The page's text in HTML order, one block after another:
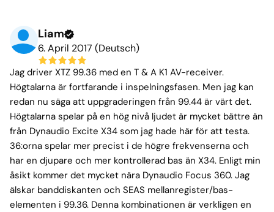
Liam
6. April 2017 (Deutsch)
Jag driver XTZ 99.36 med en T & A K1 AV-receiver.
Högtalarna är fortfarande i inspelningsfasen. Men jag kan
redan nu säga att uppgraderingen från 99.44 är värt det.
Högtalarna spelar på en hög nivå ljudet är mycket bättre än
från Dynaudio Excite X34 som jag hade här för att testa.
36:orna spelar mer precist i de högre frekvenserna och
har en djupare och mer kontrollerad bas än X34. Enligt min
åsikt kommer det mycket nära Dynaudio Focus 360. Jag
älskar banddiskanten och SEAS mellanregister/bas-
elementen i 99.36. Denna kombinationen är verkligen en